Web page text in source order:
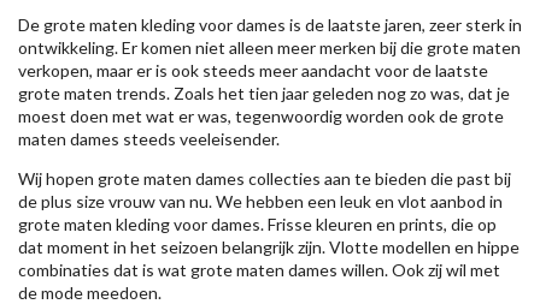
De grote maten kleding voor dames is de laatste jaren, zeer sterk in
ontwikkeling. Er komen niet alleen meer merken bij die grote maten
verkopen, maar er is ook steeds meer aandacht voor de laatste
grote maten trends. Zoals het tien jaar geleden nog zo was, dat je
moest doen met wat er was, tegenwoordig worden ook de grote
maten dames steeds veeleisender.
Wij hopen grote maten dames collecties aan te bieden die past bij
de plus size vrouw van nu. We hebben een leuk en vlot aanbod in
grote maten kleding voor dames. Frisse kleuren en prints, die op
dat moment in het seizoen belangrijk zijn. Vlotte modellen en hippe
combinaties dat is wat grote maten dames willen. Ook zij wil met
de mode meedoen.